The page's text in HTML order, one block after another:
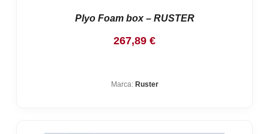
Plyo Foam box – RUSTER
267,89 €
Marca: Ruster